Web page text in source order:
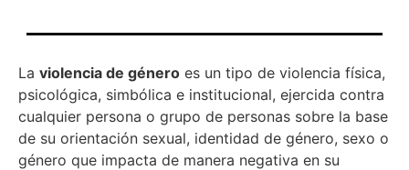
La violencia de género es un tipo de violencia física,
psicológica, simbólica e institucional, ejercida contra
cualquier persona o grupo de personas sobre la base
de su orientación sexual, identidad de género, sexo o
género​ que impacta de manera negativa en su